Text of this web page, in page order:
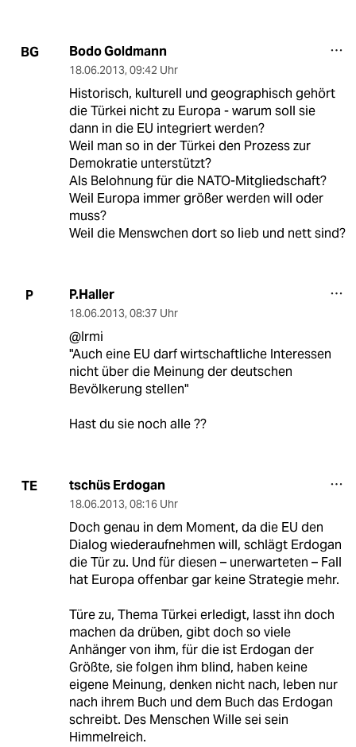
BG Bodo Goldmann
18.06.2013, 09:42 Uhr
Historisch, kulturell und geographisch gehört
die Türkei nicht zu Europa - warum soll sie
dann in die EU integriert werden?
Weil man so in der Türkei den Prozess zur
Demokratie unterstützt?
Als Belohnung für die NATO-Mitgliedschaft?
Weil Europa immer größer werden will oder
muss?
Weil die Menswchen dort so lieb und nett sind?
P P.Haller
18.06.2013, 08:37 Uhr
@Irmi
"Auch eine EU darf wirtschaftliche Interessen
nicht über die Meinung der deutschen
Bevölkerung stellen"
Hast du sie noch alle ??
TE tschüs Erdogan
18.06.2013, 08:16 Uhr
Doch genau in dem Moment, da die EU den
Dialog wiederaufnehmen will, schlägt Erdogan
die Tür zu. Und für diesen – unerwarteten – Fall
hat Europa offenbar gar keine Strategie mehr.
Türe zu, Thema Türkei erledigt, lasst ihn doch
machen da drüben, gibt doch so viele
Anhänger von ihm, für die ist Erdogan der
Größte, sie folgen ihm blind, haben keine
eigene Meinung, denken nicht nach, leben nur
nach ihrem Buch und dem Buch das Erdogan
schreibt. Des Menschen Wille sei sein
Himmelreich.